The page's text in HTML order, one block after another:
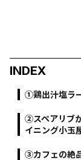
INDEX
①鶏出汁塩ラ
②スペアリブ
イニング小玉
③カフェの絶